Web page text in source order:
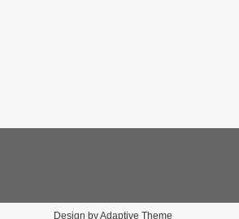
Design by Adaptive Theme